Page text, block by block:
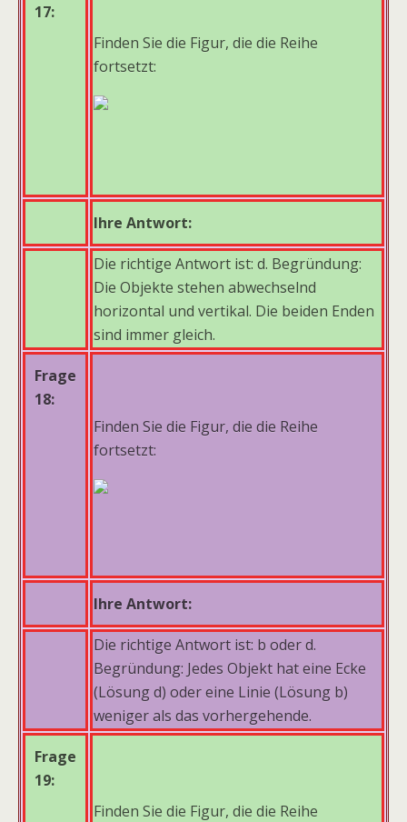
17:
Finden Sie die Figur, die die Reihe
fortsetzt:
Ihre Antwort:
Die richtige Antwort ist: d. Begründung:
Die Objekte stehen abwechselnd
horizontal und vertikal. Die beiden Enden
sind immer gleich.
Frage
18:
Finden Sie die Figur, die die Reihe
fortsetzt:
Ihre Antwort:
Die richtige Antwort ist: b oder d.
Begründung: Jedes Objekt hat eine Ecke
(Lösung d) oder eine Linie (Lösung b)
weniger als das vorhergehende.
Frage
19:
Finden Sie die Figur, die die Reihe